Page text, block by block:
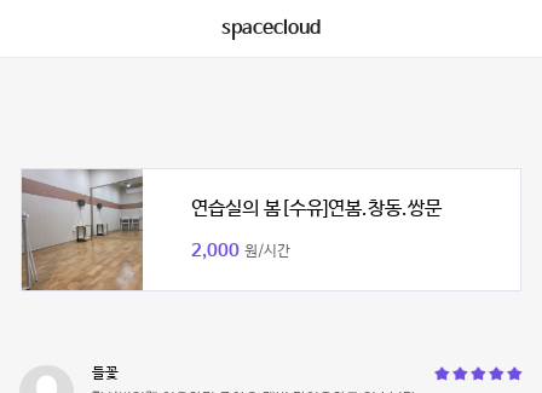
spacecloud
연습실의 봄[수유]연봄.창동.쌍문
2,000 원/시간
들꽃